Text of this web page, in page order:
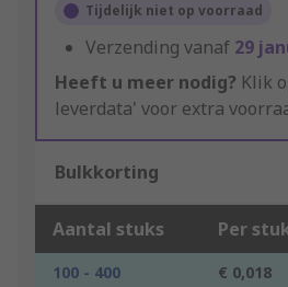
Tijdelijk niet op voorraad
Verzending vanaf 29
Heeft u meer nodig? Klik
leverdata' voor extra
Bulkkorting
Aantal stuks Per
100 - 400 € 0,018